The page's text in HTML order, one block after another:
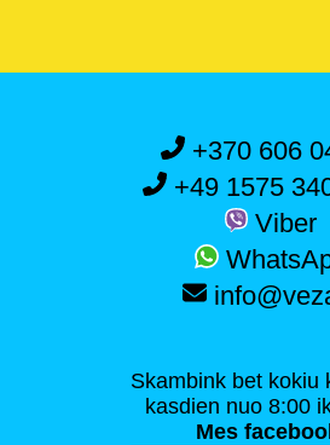
+370 606
+49 1575
Viber
Skambink bet kokiu
kasdien nuo 8:00
Mes